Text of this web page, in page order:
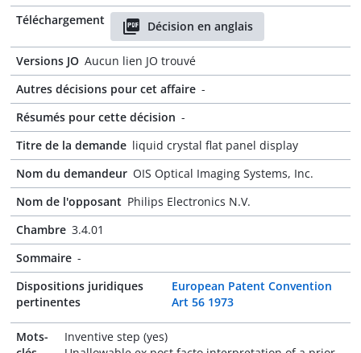
Téléchargement
Décision en anglais
Versions JO Aucun lien JO trouvé
Autres décisions pour cet affaire -
Résumés pour cette décision -
Titre de la demande liquid crystal flat panel display
Nom du demandeur OIS Optical Imaging Systems, Inc.
Nom de l'opposant Philips Electronics N.V.
Chambre 3.4.01
Sommaire -
Dispositions juridiques
pertinentes
European Patent Convention
Art 56 1973
Mots-
Inventive step (yes)